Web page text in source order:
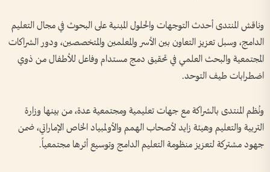
وناقش المنتدى أحدث التوجهات والحلول المبنية على البحوث في مجال التعليم
الدامج، وسبل تعزيز التعاون بين الأسر والمعلمين والمتخصصين، ودور الشراكات
المجتمعية والبحث العلمي في تحقيق دمج مستدام وفاعل للأطفال من ذوي
اضطرابات طيف التوحد.
ونُظم المنتدى بالشراكة مع جهات تعليمية ومجتمعية عدة، من بينها وزارة
التربية والتعليم وهيئة زايد لأصحاب الهمم والأولمبياد الخاص الإماراتي، ضمن
جهود مشتركة لتعزيز منظومة التعليم الدامج وتوسيع أثرها مجتمعياً.